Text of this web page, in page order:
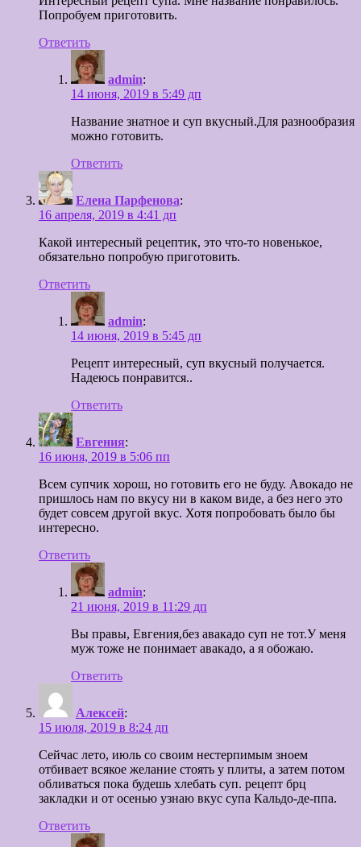
Попробуем приготовить.
Ответить
admin:
14 июня, 2019 в 5:49 дп
Название знатное и суп вкусный.Для разнообразия
можно готовить.
Ответить
Елена Парфенова:
16 апреля, 2019 в 4:41 дп
Какой интересный рецептик, это что-то новенькое,
обязательно попробую приготовить.
Ответить
admin:
14 июня, 2019 в 5:45 дп
Рецепт интересный, суп вкусный получается.
Надеюсь понравится..
Ответить
Евгения:
16 июня, 2019 в 5:06 пп
Всем супчик хорош, но готовить его не буду. Авокадо не
пришлось нам по вкусу ни в каком виде, а без него это
будет совсем другой вкус. Хотя попробовать было бы
интересно.
Ответить
admin:
21 июня, 2019 в 11:29 дп
Вы правы, Евгения,без авакадо суп не тот.У меня
муж тоже не понимает авакадо, а я обожаю.
Ответить
Алексей:
15 июля, 2019 в 8:24 дп
Сейчас лето, июль со своим нестерпимым зноем
отбивает всякое желание стоять у плиты, а затем потом
обливаться пока будешь хлебать суп. рецепт брц
закладки и от осенью узнаю вкус супа Кальдо-де-ппа.
Ответить